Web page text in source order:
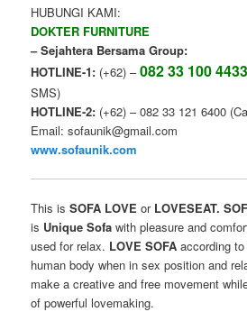
HUBUNGI KAMI:
DOKTER FURNITURE
– Sejahtera Bersama Group:
HOTLINE-1: (+62) –082 33 100 4433
SMS)
HOTLINE-2: (+62) – 082 33 121 6400
Email: sofaunik@gmail.com
www.sofaunik.com
This isSOFA LOVE or LOVESEAT.
is Unique Sofa with pleasure and
used forrelax. LOVE SOFA according
human body when in sex position and
make a creative and free movement
of powerful lovemaking.